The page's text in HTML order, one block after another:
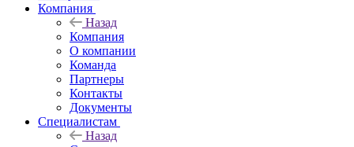
Компания
Назад
Компания
О компании
Команда
Партнеры
Контакты
Документы
Специалистам
Назад